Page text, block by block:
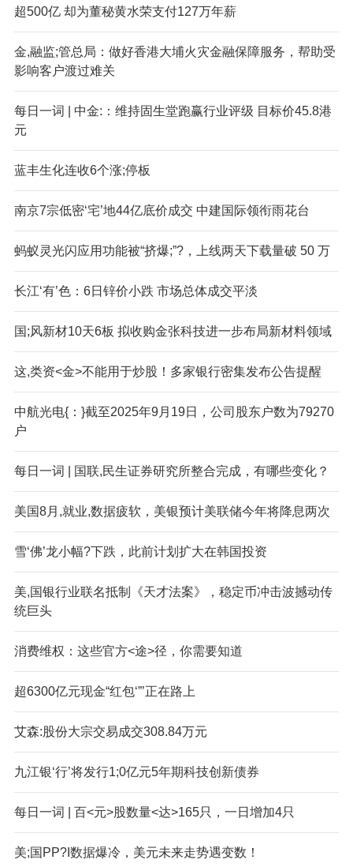
超500亿 却为董秘黄水荣支付127万年薪
金,融监;管总局：做好香港大埔火灾金融保障服务，帮助受
影响客户渡过难关
每日一词 | 中金:：维持固生堂跑赢行业评级 目标价45.8港
元
蓝丰生化连收6个涨;停板
南京7宗低密‘宅’地44亿底价成交 中建国际领衔雨花台
蚂蚁灵光闪应用功能被“挤爆;”?，上线两天下载量破 50 万
长江‘有’色：6日锌价小跌 市场总体成交平淡
国;风新材10天6板 拟收购金张科技进一步布局新材料领域
这,类资<金>不能用于炒股！多家银行密集发布公告提醒
中航光电{：}截至2025年9月19日，公司股东户数为79270
户
每日一词 | 国联,民生证券研究所整合完成，有哪些变化？
美国8月,就业,数据疲软，美银预计美联储今年将降息两次
雪‘佛’龙小幅?下跌，此前计划扩大在韩国投资
美,国银行业联名抵制《天才法案》，稳定币冲击波撼动传
统巨头
消费维权：这些官方<途>径，你需要知道
超6300亿元现金“红包‘”’正在路上
艾森:股份大宗交易成交308.84万元
九江银‘行’将发行1;0亿元5年期科技创新债券
每日一词 | 百<元>股数量<达>165只，一日增加4只
美;国PP?I数据爆冷，美元未来走势遇变数！